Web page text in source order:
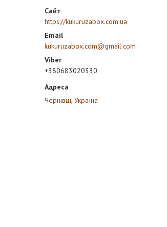
https://kukuruzabox.com.ua
kukuruzabox.com@gmail.com
+380683020330
Чернівці, Україна